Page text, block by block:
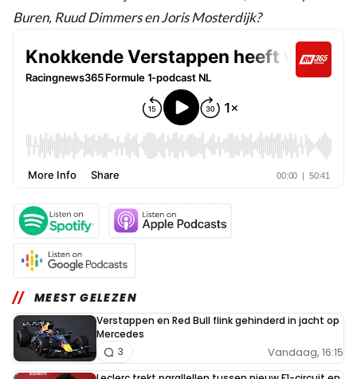
Buren, Ruud Dimmers en Joris Mosterdijk?
MEEST GELEZEN
Verstappen en Red Bull flink gehinderd in jacht op
Mercedes
Vandaag, 16:15
3